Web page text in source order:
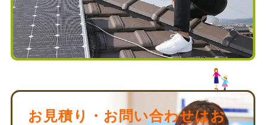
お見積り・お問い合わせはお